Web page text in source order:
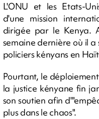
L'ONU et les Etats-
d'une mission
dirigée par le Kenya.
semaine dernière où il
policiers kényans en
Pourtant, le
la justice kényane fin
son soutien afin
plus dans le chaos".